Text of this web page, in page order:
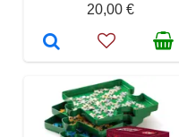
20,00 €